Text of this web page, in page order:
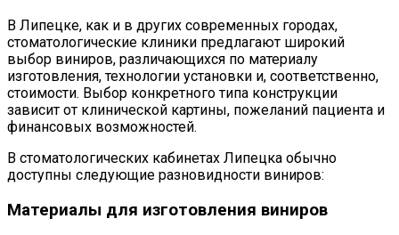
В Липецке, как и в других современных городах,
стоматологические клиники предлагают широкий
выбор виниров, различающихся по материалу
изготовления, технологии установки и, соответственно,
стоимости. Выбор конкретного типа конструкции
зависит от клинической картины, пожеланий пациента и
финансовых возможностей.
В стоматологических кабинетах Липецка обычно
доступны следующие разновидности виниров:
Материалы для изготовления виниров